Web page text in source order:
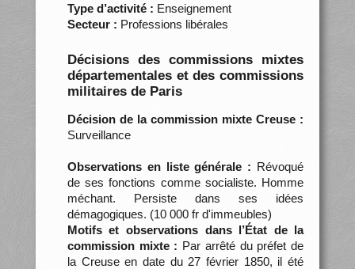
Type d’activité : Enseignement
Secteur : Professions libérales
Décisions des commissions mixtes
départementales et des commissions
militaires de Paris
Décision de la commission mixte Creuse :
Surveillance
Observations en liste générale : Révoqué
de ses fonctions comme socialiste. Homme
méchant. Persiste dans ses idées
démagogiques. (10 000 fr d'immeubles)
Motifs et observations dans l’État de la
commission mixte : Par arrêté du préfet de
la Creuse en date du 27 février 1850, il été